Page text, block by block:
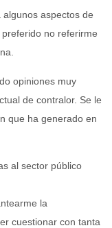
aspectos de
no referirme
opiniones muy
de contralor. Se le
que ha generado en
al sector público
la
cuestionar con tanta